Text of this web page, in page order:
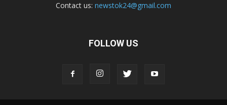
Contact us: newstok24@gmail.com
FOLLOW US